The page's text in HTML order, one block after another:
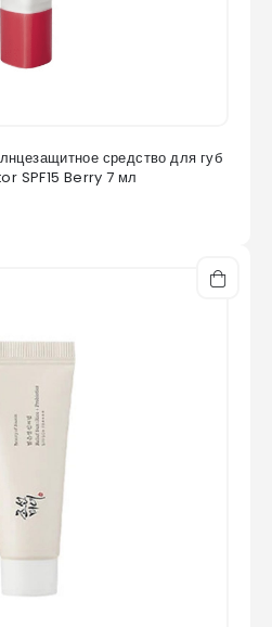
средство для губ
SPF15 Berry 7 мл